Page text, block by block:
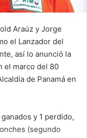
Araúz y Jorge
el Lanzador del
así lo anunció la
el marco del 80
de Panamá en
y 1 perdido,
(segundo